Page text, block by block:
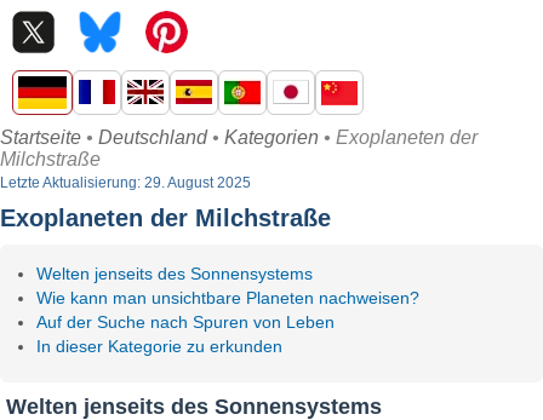
Startseite • Deutschland• Kategorien • Exoplaneten der
Milchstraße
Letzte Aktualisierung: 29. August 2025
Exoplaneten der Milchstraße
Welten jenseits des Sonnensystems
Wie kann man unsichtbare Planeten nachweisen?
Auf der Suche nach Spuren von Leben
In dieser Kategorie zu erkunden
Welten jenseits des Sonnensystems